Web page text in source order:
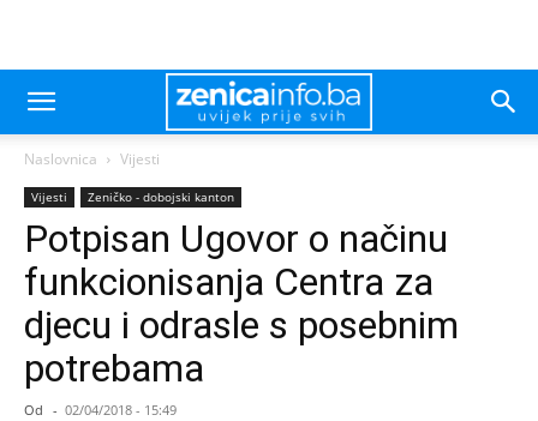
Naslovnica Vijesti
Vijesti Zeničko - dobojski kanton
Potpisan Ugovor o načinu
funkcionisanja Centra za
djecu i odrasle s posebnim
potrebama
Od - 02/04/2018 - 15:49